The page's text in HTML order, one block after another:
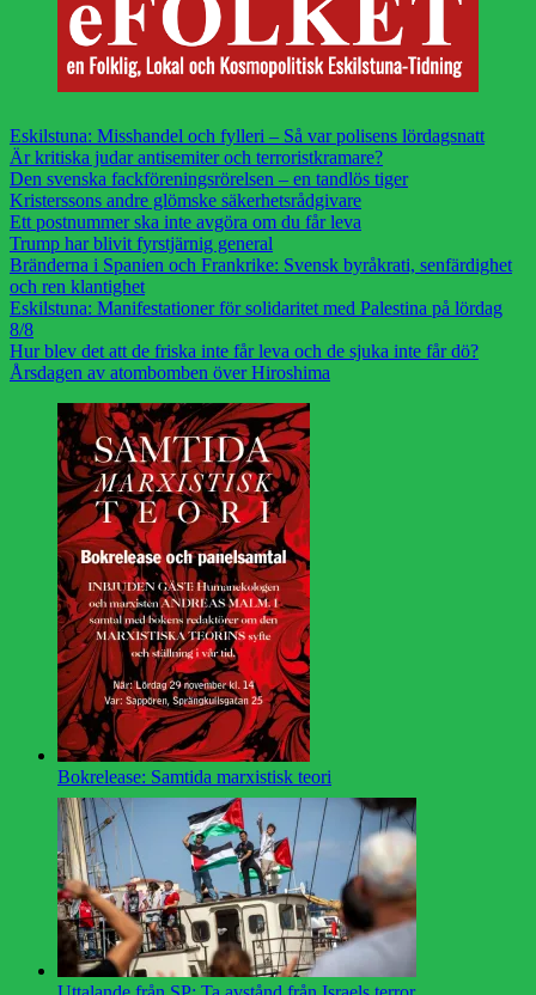
Eskilstuna: Misshandel och fylleri – Så var polisens lördagsnatt
Är kritiska judar antisemiter och terroristkramare?
Den svenska fackföreningsrörelsen – en tandlös tiger
Kristerssons andre glömske säkerhetsrådgivare
Ett postnummer ska inte avgöra om du får leva
Trump har blivit fyrstjärnig general
Bränderna i Spanien och Frankrike: Svensk byråkrati, senfärdighet
och ren klantighet
Eskilstuna: Manifestationer för solidaritet med Palestina på lördag
8/8
Hur blev det att de friska inte får leva och de sjuka inte får dö?
Årsdagen av atombomben över Hiroshima
Bokrelease: Samtida marxistisk teori